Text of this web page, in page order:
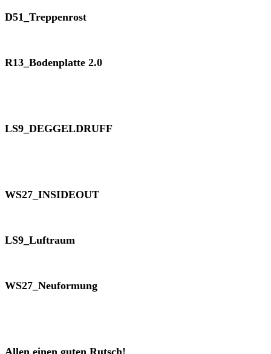
D51_Treppenrost
R13_Bodenplatte 2.0
LS9_DEGGELDRUFF
WS27_INSIDEOUT
LS9_Luftraum
WS27_Neuformung
Allen einen guten Rutsch!